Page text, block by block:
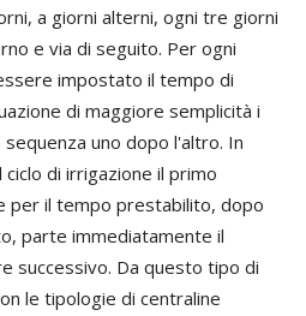
a giorni alterni, ogni tre giorni
e via di seguito. Per ogni
impostato il tempo di
di maggiore semplicità i
uno dopo l'altro. In
di irrigazione il primo
per il tempo prestabilito, dopo
parte immediatamente il
successivo. Da questo tipo di
le tipologie di centraline